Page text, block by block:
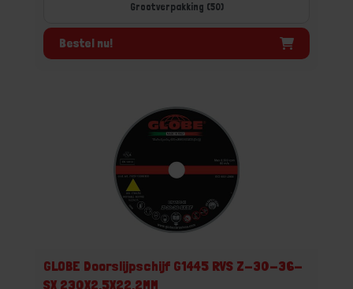
Grootverpakking (50)
Bestel nu!
GLOBE Doorslijpschijf G1445 RVS Z-30-36-
SX 230X2,5X22,2MM